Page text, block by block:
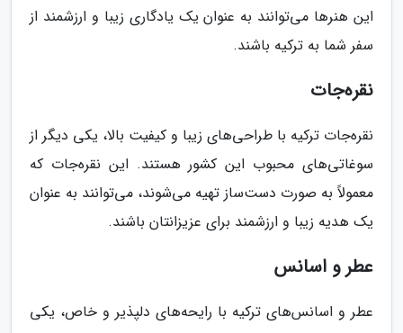
این هنرها می‌توانند به عنوان یک یادگاری زیبا و ارزشمند از
سفر شما به ترکیه باشند.
نقره‌جات
نقره‌جات ترکیه با طراحی‌های زیبا و کیفیت بالا، یکی دیگر از
سوغاتی‌های محبوب این کشور هستند. این نقره‌جات که
معمولاً به صورت دست‌ساز تهیه می‌شوند، می‌توانند به عنوان
یک هدیه زیبا و ارزشمند برای عزیزانتان باشند.
عطر و اسانس
عطر و اسانس‌های ترکیه با رایحه‌های دلپذیر و خاص، یکی